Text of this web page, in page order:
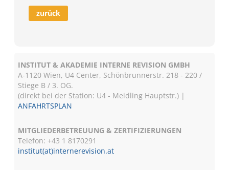
zurück
INSTITUT & AKADEMIE INTERNE REVISION GMBH
A-1120 Wien, U4 Center, Schönbrunnerstr. 218 - 220 /
Stiege B / 3. OG.
(direkt bei der Station: U4 - Meidling Hauptstr.) |
ANFAHRTSPLAN
MITGLIEDERBETREUUNG & ZERTIFIZIERUNGEN
Telefon: +43 1 8170291
institut(at)internerevision.at